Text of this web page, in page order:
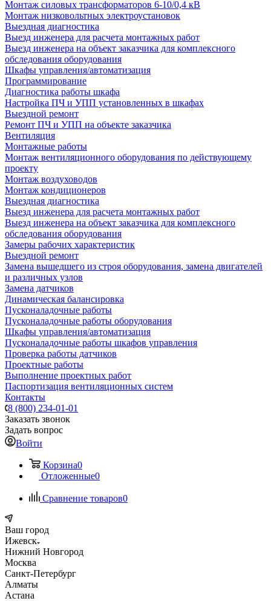
Монтаж силовых трансформаторов 6-10/0,4 кВ
Монтаж низковольтных электроустановок
Выездная диагностика
Выезд инженера для расчета монтажных работ
Выезд инженера на объект заказчика для комплексного
обследования оборудования
Шкафы управления/автоматизация
Программирование
Диагностика работы шкафа
Настройка ПЧ и УПП установленных в шкафах
Выездной ремонт
Ремонт ПЧ и УПП на объекте заказчика
Вентиляция
Монтажные работы
Монтаж вентиляционного оборудования по действующему
проекту
Монтаж воздуховодов
Монтаж кондиционеров
Выездная диагностика
Выезд инженера для расчета монтажных работ
Выезд инженера на объект заказчика для комплексного
обследования оборудования
Замеры рабочих характеристик
Выездной ремонт
Замена вышедшего из строя оборудования, замена двигателей
и различных узлов
Замена датчиков
Динамическая балансировка
Пусконаладочные работы
Пусконаладочные работы оборудования
Шкафы управления/автоматизация
Пусконаладочные работы шкафов управления
Проверка работы датчиков
Проектные работы
Выполнение проектных работ
Паспортизация вентиляционных систем
Контакты
8 (800) 234-01-01
Заказать звонок
Задать вопрос
Войти
Корзина0
Отложенные0
Сравнение товаров0
Ваш город
Ижевск
Нижний Новгород
Москва
Санкт-Петербург
Алматы
Астана